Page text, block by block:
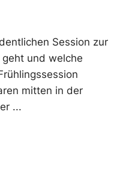
Session zur
und welche
mitten in der